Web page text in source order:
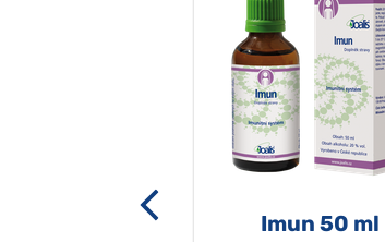
Imun 50 ml